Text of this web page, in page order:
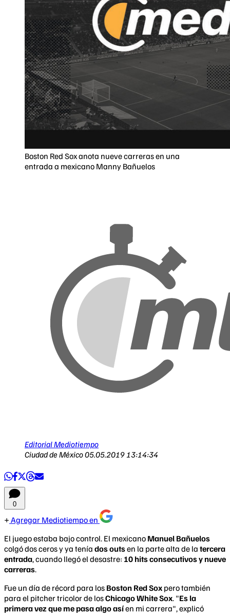
Boston Red Sox anota nueve carreras en una
entrada a mexicano Manny Bañuelos
Editorial Mediotiempo
Ciudad de México05.05.2019 13:14:34
0
Agregar Mediotiempo en
El juego estaba bajo control. El mexicano Manuel Bañuelos
colgó dos ceros y ya tenía dos outsen la parte alta de la tercera
entrada, cuando llegó el desastre: 10 hits consecutivos y nueve
carreras.
Fue un día de récord para los Boston Red Sox pero también
para el pitcher tricolor de losChicago White Sox. "Es la
primera vez que me pasa algo asíen mi carrera", explicó